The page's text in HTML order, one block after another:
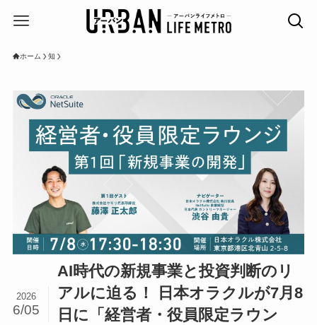
ホーム 知
AI時代の新規事業と投資判断のリ
アルに迫る！ 日本オラクルが7月8
日に「経営者・役員限定ラウン
2026
6/05